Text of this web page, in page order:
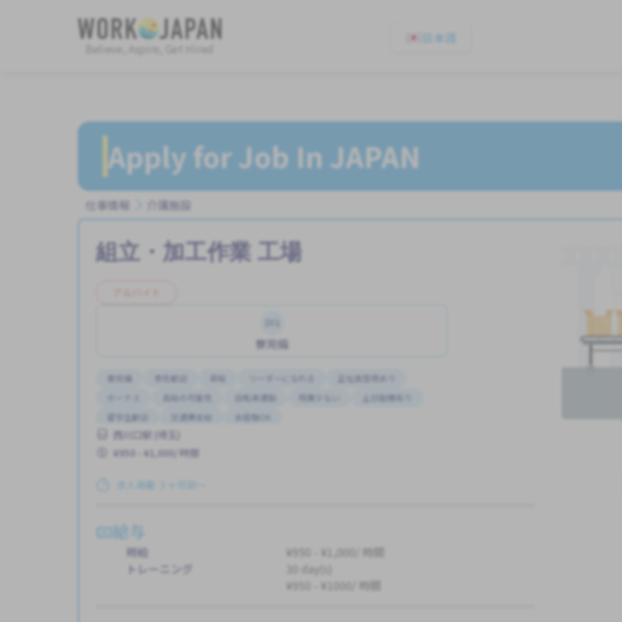
Believe, Aspire, Get Hired
日本語
Apply for Job In JAPAN
仕事情報 介護施設
組立・加工作業 工場
寮完備
寮完備 男性歓迎 昇給
正社員登用あり
高給の可能性 自転車通勤 残業少ない
土日勤務有り
留学生歓迎
交通費支給 未経験OK
西川口駅 (埼玉)
¥950 - ¥1,000/ 時間
求人掲載 ３ヶ月前〜
給与
時給
¥950 - ¥1,000/ 時間
トレーニング
30 day(s)
¥950 - ¥1000/ 時間